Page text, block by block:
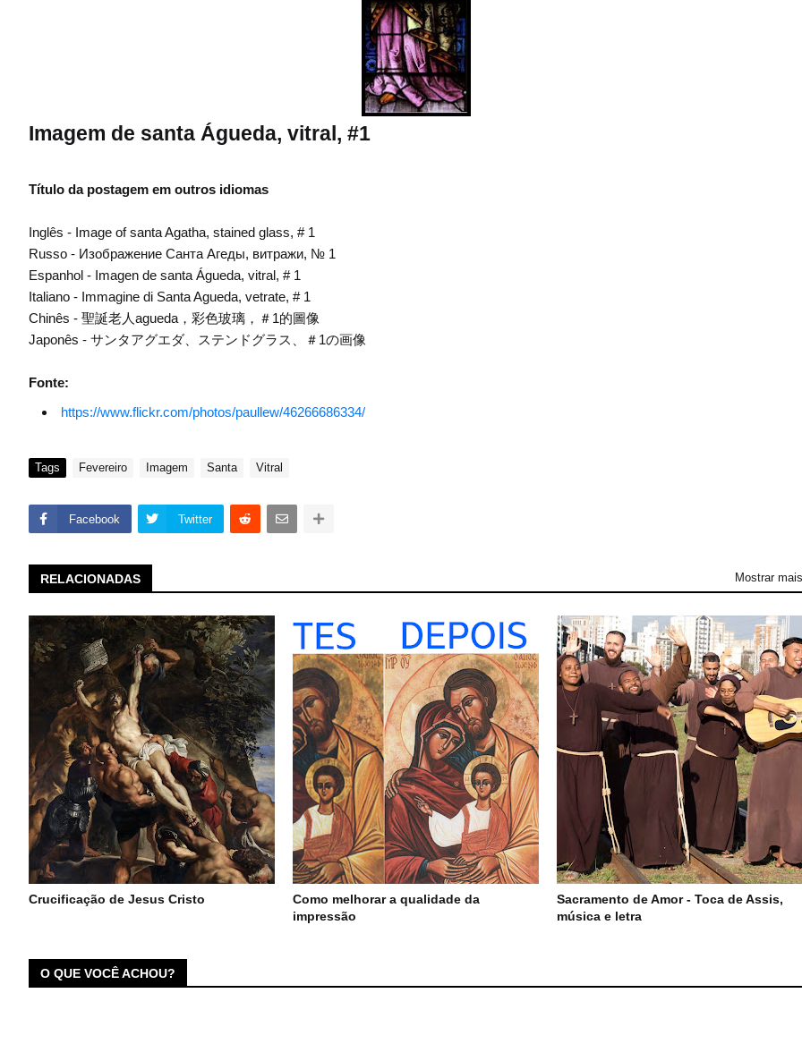
Imagem de santa Águeda, vitral, #1
Título da postagem em outros idiomas
Inglês - Image of santa Agatha, stained glass, # 1
Russo - Изображение Санта Агеды, витражи, № 1
Espanhol - Imagen de santa Águeda, vitral, # 1
Italiano - Immagine di Santa Agueda, vetrate, # 1
Chinês - 聖誕老人agueda，彩色玻璃，＃1的圖像
Japonês - サンタアグエダ、ステンドグラス、＃1の画像
Fonte:
https://www.flickr.com/photos/paullew/46266686334/
Tags Fevereiro Imagem Santa Vitral
Facebook Twitter
RELACIONADAS Mostrar mais
Crucificação de Jesus Cristo
Como melhorar a qualidade da
impressão
Sacramento de Amor - Toca de Assis,
música e letra
O QUE VOCÊ ACHOU?